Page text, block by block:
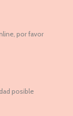
por favor
posible